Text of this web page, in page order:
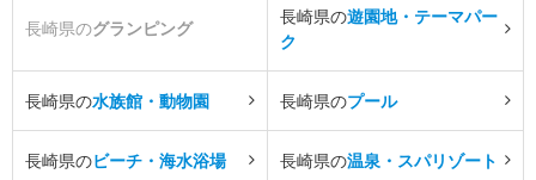
長崎県のグランピング
長崎県の遊園地・テーマパー
ク
長崎県の水族館・動物園 長崎県のプール
長崎県のビーチ・海水浴場 長崎県の温泉・スパリゾート